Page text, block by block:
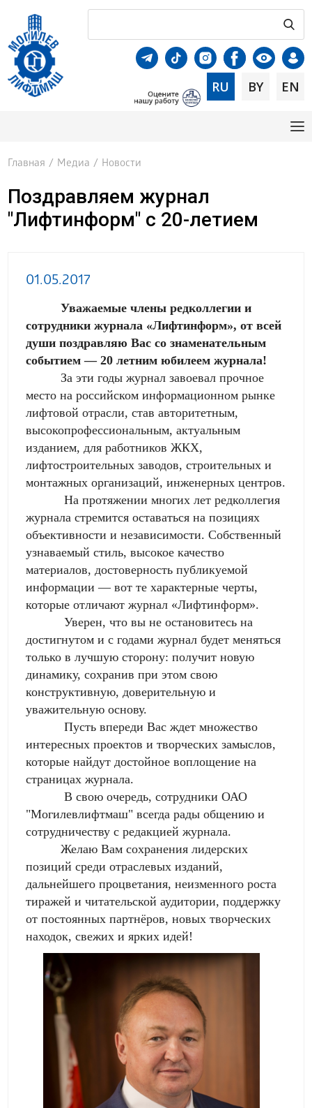
RU BY EN
Главная / Медиа / Новости
Поздравляем журнал
"Лифтинформ" с 20-летием
01.05.2017
Уважаемые члены редколлегии и
сотрудники журнала «Лифтинформ», от всей
души поздравляю Вас со знаменательным
событием — 20 летним юбилеем журнала!
За эти годы журнал завоевал прочное
место на российском информационном рынке
лифтовой отрасли, став авторитетным,
высокопрофессиональным, актуальным
изданием, для работников ЖКХ,
лифтостроительных заводов, строительных и
монтажных организаций, инженерных центров.
На протяжении многих лет редколлегия
журнала стремится оставаться на позициях
объективности и независимости. Собственный
узнаваемый стиль, высокое качество
материалов, достоверность публикуемой
информации — вот те характерные черты,
которые отличают журнал «Лифтинформ».
Уверен, что вы не остановитесь на
достигнутом и с годами журнал будет меняться
только в лучшую сторону: получит новую
динамику, сохранив при этом свою
конструктивную, доверительную и
уважительную основу.
Пусть впереди Вас ждет множество
интересных проектов и творческих замыслов,
которые найдут достойное воплощение на
страницах журнала.
В свою очередь, сотрудники ОАО
"Могилевлифтмаш" всегда рады общению и
сотрудничеству с редакцией журнала.
Желаю Вам сохранения лидерских
позиций среди отраслевых изданий,
дальнейшего процветания, неизменного роста
тиражей и читательской аудитории, поддержку
от постоянных партнёров, новых творческих
находок, свежих и ярких идей!